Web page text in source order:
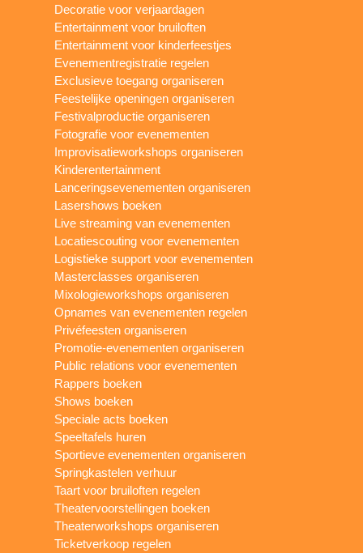
Decoratie voor verjaardagen
Entertainment voor bruiloften
Entertainment voor kinderfeestjes
Evenementregistratie regelen
Exclusieve toegang organiseren
Feestelijke openingen organiseren
Festivalproductie organiseren
Fotografie voor evenementen
Improvisatieworkshops organiseren
Kinderentertainment
Lanceringsevenementen organiseren
Lasershows boeken
Live streaming van evenementen
Locatiescouting voor evenementen
Logistieke support voor evenementen
Masterclasses organiseren
Mixologieworkshops organiseren
Opnames van evenementen regelen
Privéfeesten organiseren
Promotie-evenementen organiseren
Public relations voor evenementen
Rappers boeken
Shows boeken
Speciale acts boeken
Speeltafels huren
Sportieve evenementen organiseren
Springkastelen verhuur
Taart voor bruiloften regelen
Theatervoorstellingen boeken
Theaterworkshops organiseren
Ticketverkoop regelen